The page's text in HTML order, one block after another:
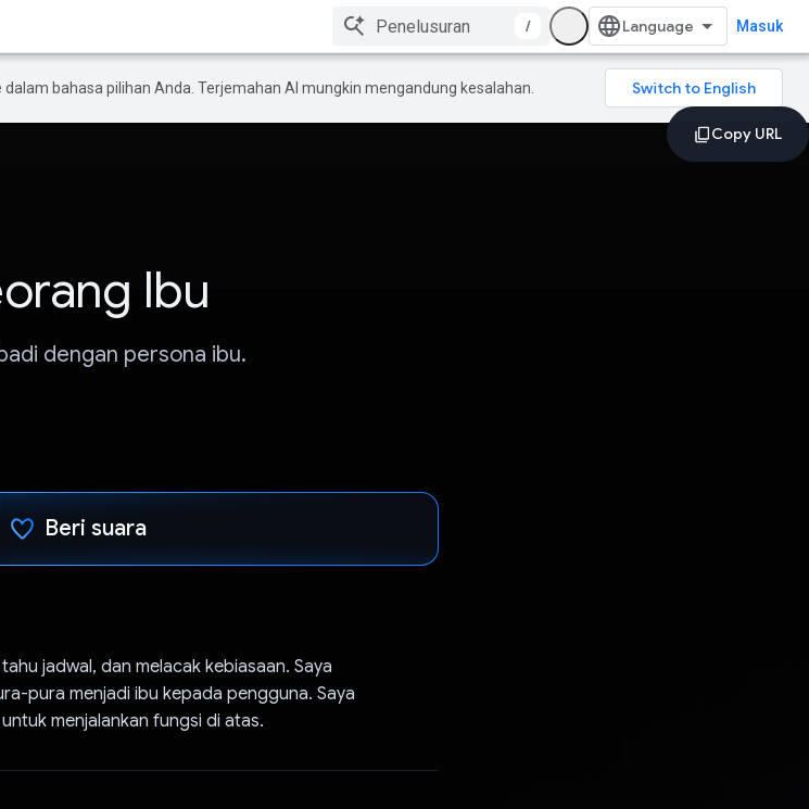
/ Masuk
bahasa pilihan Anda. Terjemahan AI mungkin mengandung kesalahan.
Ibu
dengan persona ibu.
Beri suara
jadwal, dan melacak kebiasaan. Saya
pura menjadi ibu kepada pengguna. Saya
menjalankan fungsi di atas.